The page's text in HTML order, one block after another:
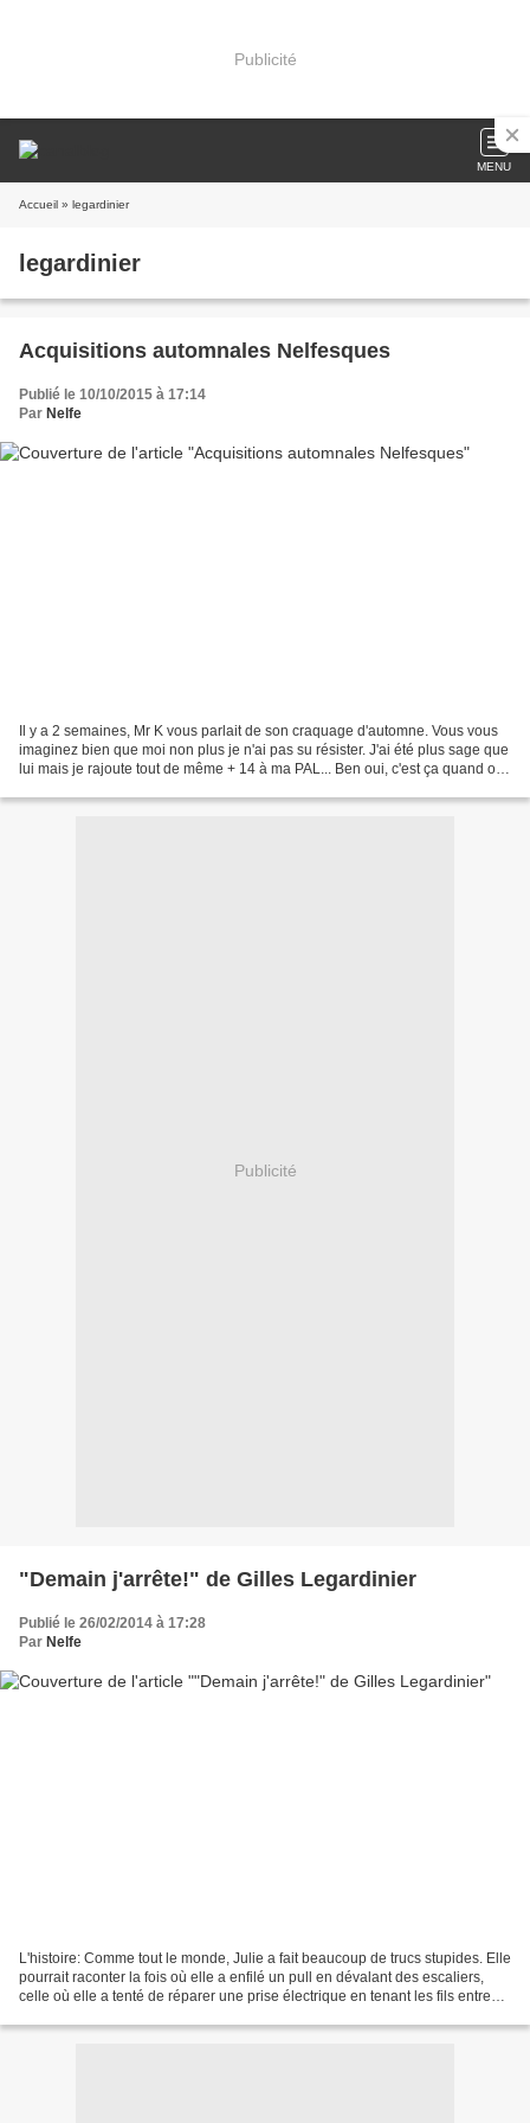
Publicité
MENU
Accueil » legardinier
legardinier
Acquisitions automnales Nelfesques
Publié le 10/10/2015 à 17:14
Par Nelfe
Il y a 2 semaines, Mr K vous parlait de son craquage d'automne. Vous vous
imaginez bien que moi non plus je n'ai pas su résister. J'ai été plus sage que
lui mais je rajoute tout de même + 14 à ma PAL... Ben oui, c'est ça quand on
Publicité
"Demain j'arrête!" de Gilles Legardinier
Publié le 26/02/2014 à 17:28
Par Nelfe
L'histoire: Comme tout le monde, Julie a fait beaucoup de trucs stupides. Elle
pourrait raconter la fois où elle a enfilé un pull en dévalant des escaliers,
celle où elle a tenté de réparer une prise électrique en tenant les fils entre